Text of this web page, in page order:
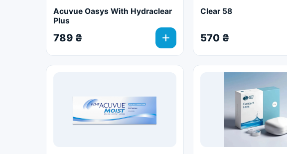
Acuvue Oasys With Hydraclear
Plus
789 ₴ add
Clear 58
570 ₴